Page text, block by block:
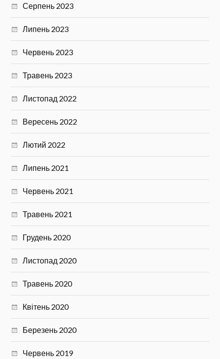
Серпень 2023
Липень 2023
Червень 2023
Травень 2023
Листопад 2022
Вересень 2022
Лютий 2022
Липень 2021
Червень 2021
Травень 2021
Грудень 2020
Листопад 2020
Травень 2020
Квітень 2020
Березень 2020
Червень 2019